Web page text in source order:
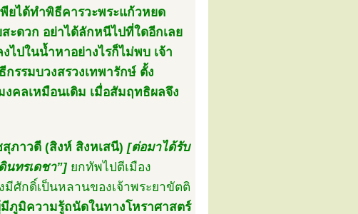
ยได้ทำพิธีคารวะพระแก้วหยด
ะดวก อย่าได้ลักหนีไปที่ใดอีกเลย
ไปในน้ำหาอย่างไรก็ไม่พบ เจ้า
รรมบวงสรวงเทพารักษ์ ตั้ง
คลเหมือนเดิม เมื่อสัมฤทธิผลจึง
ภาวดี (สิงห์ สิงหเสนี) [ต่อมาได้รับ
นทรเดชา”] ยกทัพไปตีเมือง
มีศักดิ์เป็นหลานของเจ้าพระยาขัตติ
ภูมิความรู้ถนัดในทางโหราศาสตร์